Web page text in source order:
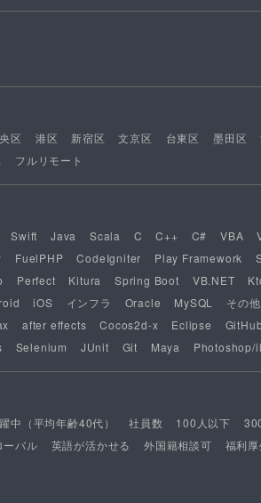
区 港区 新宿区 文京区 台東区 墨田区
フルリモート
Swift Java Scala C C++ C# VBA
FuelPHP CodeIgniter Play Framework
Perfect Kitura Spring Boot VB.NET
iOS インフラ Oracle MySQL その他
after effects Cocos2d-x Eclipse
Selenium JUnit Git Maya Photoshop/
中（平均年齢40代） 社員数 100人以下
ーバル 英語が活かせる 外国籍相談可 福利厚